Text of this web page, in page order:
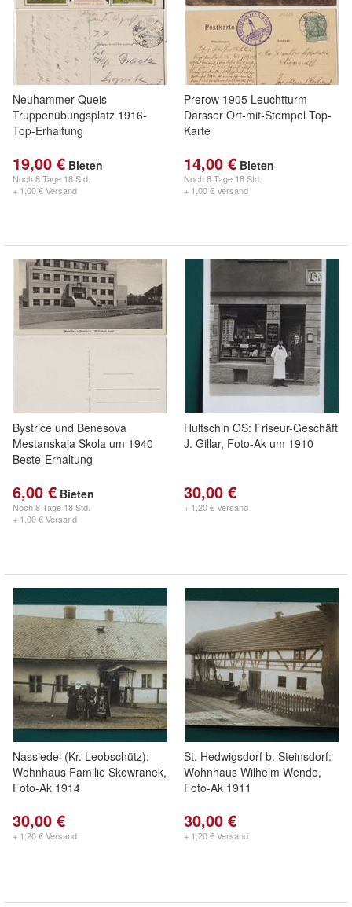
Neuhammer Queis
Truppenübungsplatz 1916-
Top-Erhaltung
19,00 € Bieten
Noch8 Tage 18 Std.
+ 1,00 € Versand
Prerow 1905 Leuchtturm
Darsser Ort-mit-Stempel Top-
Karte
14,00 € Bieten
Noch8 Tage 18 Std.
+ 1,00 € Versand
Bystrice und Benesova
Mestanskaja Skola um 1940
Beste-Erhaltung
6,00 € Bieten
Noch8 Tage 18 Std.
+ 1,00 € Versand
Hultschin OS: Friseur-Geschäft
J. Gillar, Foto-Ak um 1910
30,00 €
+ 1,20 € Versand
Nassiedel (Kr. Leobschütz):
Wohnhaus Familie Skowranek,
Foto-Ak 1914
30,00 €
+ 1,20 € Versand
St. Hedwigsdorf b. Steinsdorf:
Wohnhaus Wilhelm Wende,
Foto-Ak 1911
30,00 €
+ 1,20 € Versand